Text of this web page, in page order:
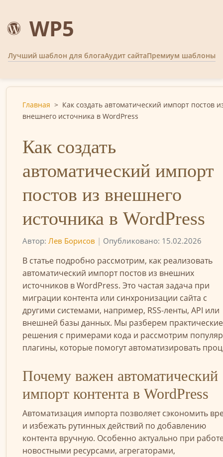
WP5
Лучший шаблон для блогаАудит сайтаПремиум шаблоны
Главная > Как создать автоматический импорт постов
внешнего источника в WordPress
Как создать
автоматический импорт
постов из внешнего
источника в WordPress
Автор: Лев Борисов | Опубликовано: 15.02.2026
В статье подробно рассмотрим, как реализовать
автоматический импорт постов из внешних
источников в WordPress. Это частая задача при
миграции контента или синхронизации сайта с
другими системами, например, RSS-ленты, API или
внешней базы данных. Мы разберем практические
решения с примерами кода и рассмотрим
плагины, которые помогут автоматизировать
Почему важен автоматический
импорт контента в WordPress
Автоматизация импорта позволяет сэкономить
и избежать рутинных действий по добавлению
контента вручную. Особенно актуально при
новостными ресурсами, агрегаторами,